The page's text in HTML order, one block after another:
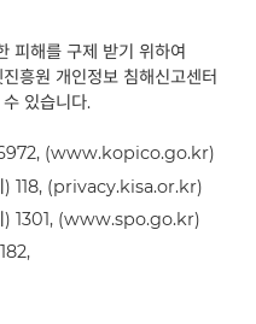
피해를 구제 받기 위하여
흥원 개인정보 침해신고센터
있습니다.
(www.kopico.go.kr)
118, (privacy.kisa.or.kr)
1301, (www.spo.go.kr)